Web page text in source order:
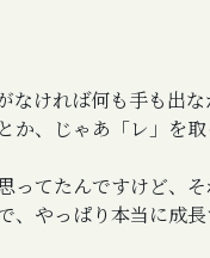
なければ何も手も出
か、じゃあ「レ」を
てたんですけど、
、やっぱり本当に成